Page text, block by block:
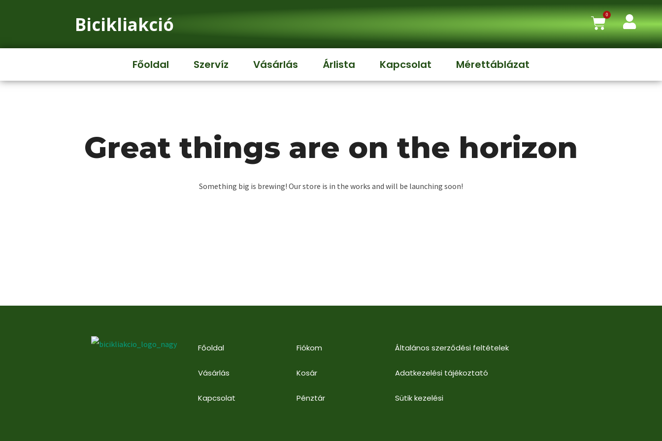
Bicikliakció 0
Főoldal Szervíz Vásárlás Árlista Kapcsolat Mérettáblázat
Great things are on the horizon
Something big is brewing! Our store is in the works and will be launching soon!
Főoldal
Vásárlás
Kapcsolat
Fiókom
Kosár
Pénztár
Általános szerződési feltételek
Adatkezelési tájékoztató
Sütik kezelési